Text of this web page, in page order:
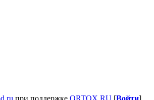
при поддержке ORTOX.RU[Войти]